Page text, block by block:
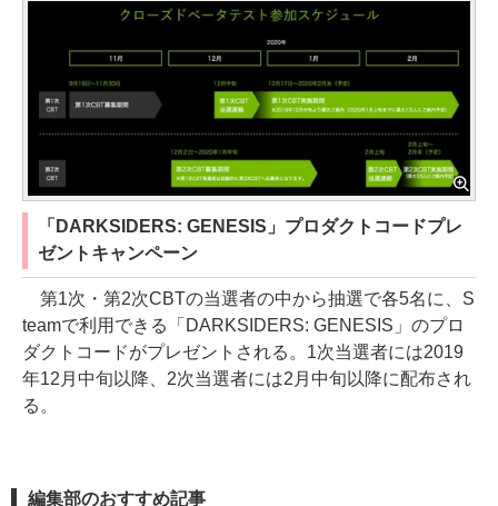
「DARKSIDERS: GENESIS」プロダクトコードプレ
ゼントキャンペーン
第1次・第2次CBTの当選者の中から抽選で各5名に、S
teamで利用できる「DARKSIDERS: GENESIS」のプロ
ダクトコードがプレゼントされる。1次当選者には2019
年12月中旬以降、2次当選者には2月中旬以降に配布され
る。
編集部のおすすめ記事